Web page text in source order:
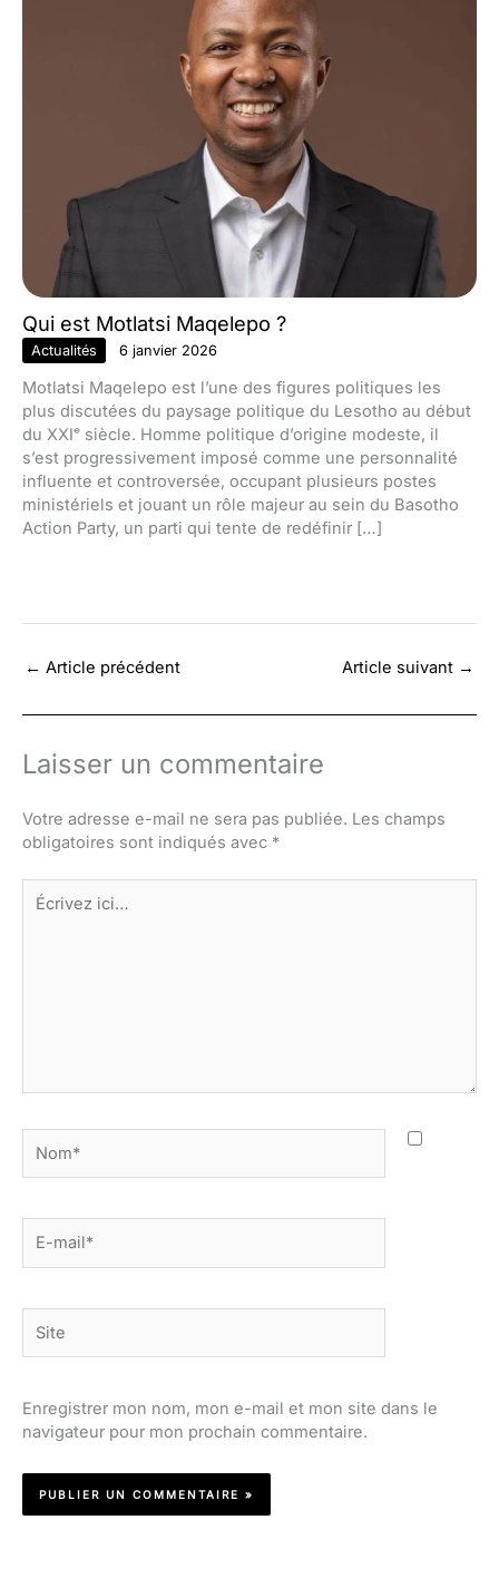
Qui est Motlatsi Maqelepo ?
Actualités 6 janvier 2026
Motlatsi Maqelepo est l’une des figures politiques les
plus discutées du paysage politique du Lesotho au début
du XXIᵉ siècle. Homme politique d’origine modeste, il
s’est progressivement imposé comme une personnalité
influente et controversée, occupant plusieurs postes
ministériels et jouant un rôle majeur au sein du Basotho
Action Party, un parti qui tente de redéfinir […]
← Article précédent Article suivant →
Laisser un commentaire
Votre adresse e-mail ne sera pas publiée. Les champs
obligatoires sont indiqués avec *
Écrivez
ici…
mail*
Enregistrer mon nom, mon e-mail et mon site dans le
navigateur pour mon prochain commentaire.